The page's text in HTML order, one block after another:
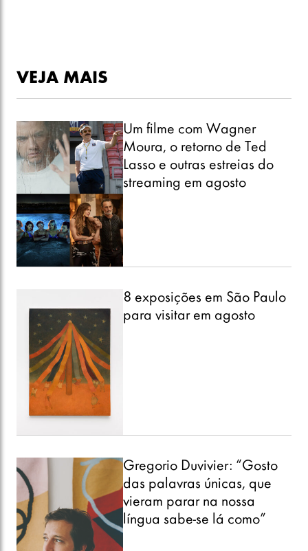
VEJA MAIS
Um filme com Wagner
Moura, o retorno de Ted
Lasso e outras estreias do
streaming em agosto
8 exposições em São Paulo
para visitar em agosto
Gregorio Duvivier: “Gosto
das palavras únicas, que
vieram parar na nossa
língua sabe-se lá como”